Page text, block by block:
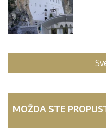
MOŽDA STE